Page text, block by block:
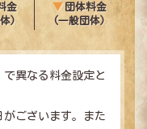
金
)
団体料金
(一般団体)
異なる料金設定と
ございます。また